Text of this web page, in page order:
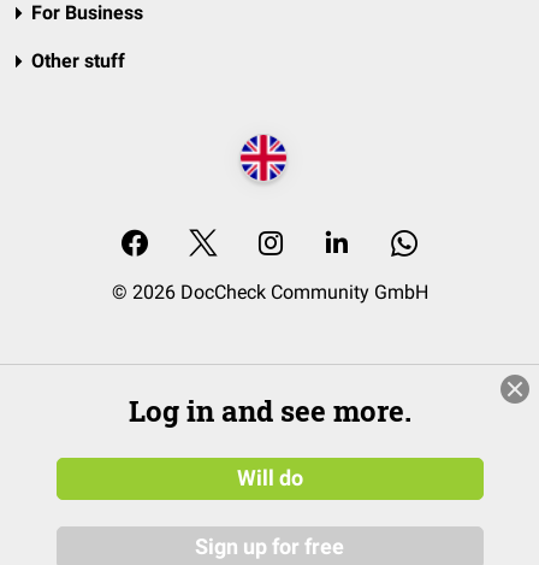
For Business
Other stuff
© 2026 DocCheck Community GmbH
Log in and see more.
Will do
Sign up for free